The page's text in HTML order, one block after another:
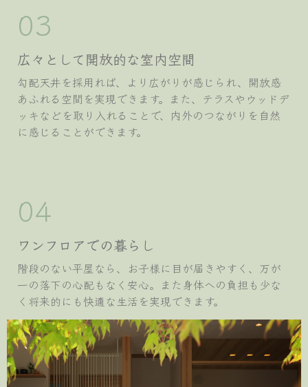
03
広々として開放的な室内空間
勾配天井を採用れば、より広がりが感じられ、開放感
あふれる空間を実現できます。また、テラスやウッドデ
ッキなどを取り入れることで、内外のつながりを自然
に感じることができます。
04
ワンフロアでの暮らし
階段のない平屋なら、お子様に目が届きやすく、万が
一の落下の心配もなく安心。また身体への負担も少な
く将来的にも快適な生活を実現できます。